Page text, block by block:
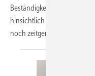
Beständigkeit. Doch sind
hinsichtlich der
noch zeitgemäß? Dieser